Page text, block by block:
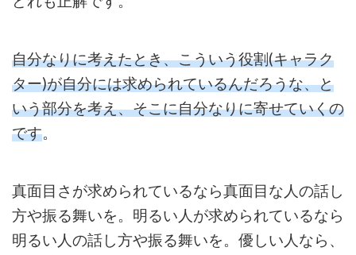
自分なりに考えたとき、こういう役割(キャラク
ター)が自分には求められているんだろうな、と
いう部分を考え、そこに自分なりに寄せていくの
です。
真面目さが求められているなら真面目な人の話し
方や振る舞いを。 明るい人が求められているなら
明るい人の話し方や振る舞いを。 優しい人なら、